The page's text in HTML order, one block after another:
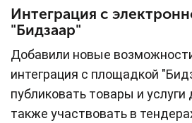
Интеграция с
"Бидзаар"
Добавили новые
интеграция с площадкой
публиковать товары и
также участвовать в